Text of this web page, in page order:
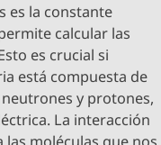
es la constante
calcular las
es crucial si
está compuesta de
y protones,
La interacción